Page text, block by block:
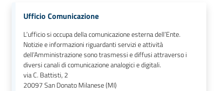
Ufficio Comunicazione
L’ufficio si occupa della comunicazione esterna dell’Ente.
Notizie e informazioni riguardanti servizi e attività
dell’Amministrazione sono trasmessi e diffusi attraverso i
diversi canali di comunicazione analogici e digitali.
via C. Battisti, 2
20097San Donato Milanese (MI)